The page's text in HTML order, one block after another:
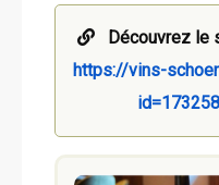
Découvrez le
https://vins-